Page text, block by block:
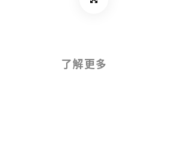
了解更多